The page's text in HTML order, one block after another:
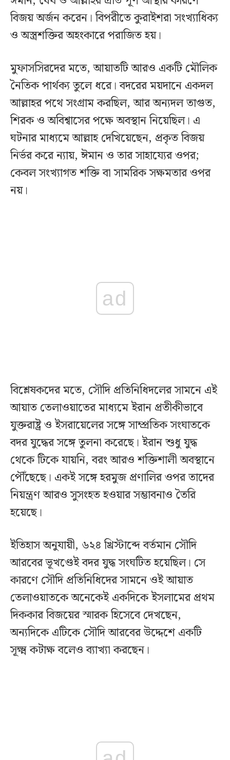
বিজয় অর্জন করেন। বিপরীতে কুরাইশরা সংখ্যাধিক্য
ও অস্ত্রশক্তির অহংকারে পরাজিত হয়।
মুফাসসিরদের মতে, আয়াতটি আরও একটি মৌলিক
নৈতিক পার্থক্য তুলে ধরে। বদরের ময়দানে একদল
আল্লাহর পথে সংগ্রাম করছিল, আর অন্যদল তাগুত,
শিরক ও অবিশ্বাসের পক্ষে অবস্থান নিয়েছিল। এ
ঘটনার মাধ্যমে আল্লাহ দেখিয়েছেন, প্রকৃত বিজয়
নির্ভর করে ন্যায়, ঈমান ও তার সাহায্যের ওপর;
কেবল সংখ্যাগত শক্তি বা সামরিক সক্ষমতার ওপর
নয়।
ad
বিশ্লেষকদের মতে, সৌদি প্রতিনিধিদলের সামনে এই
আয়াত তেলাওয়াতের মাধ্যমে ইরান প্রতীকীভাবে
যুক্তরাষ্ট্র ও ইসরায়েলের সঙ্গে সাম্প্রতিক সংঘাতকে
বদর যুদ্ধের সঙ্গে তুলনা করেছে। ইরান শুধু যুদ্ধ
থেকে টিকে যায়নি, বরং আরও শক্তিশালী অবস্থানে
পৌঁছেছে। একই সঙ্গে হরমুজ প্রণালির ওপর তাদের
নিয়ন্ত্রণ আরও সুসংহত হওয়ার সম্ভাবনাও তৈরি
হয়েছে।
ইতিহাস অনুযায়ী, ৬২৪ খ্রিস্টাব্দে বর্তমান সৌদি
আরবের ভূখণ্ডেই বদর যুদ্ধ সংঘটিত হয়েছিল। সে
কারণে সৌদি প্রতিনিধিদের সামনে ওই আয়াত
তেলাওয়াতকে অনেকেই একদিকে ইসলামের প্রথম
দিককার বিজয়ের স্মারক হিসেবে দেখছেন,
অন্যদিকে এটিকে সৌদি আরবের উদ্দেশে একটি
সূক্ষ্ম কটাক্ষ বলেও ব্যাখ্যা করছেন।